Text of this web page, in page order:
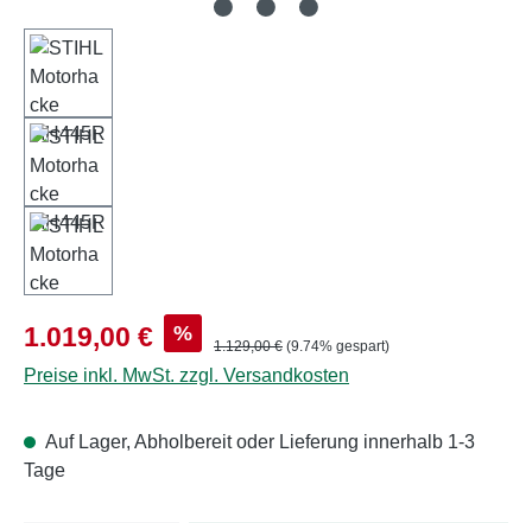
Verkaufspreis:
1.019,00 € % Regulärer Preis:
1.129,00 € (9.74% gespart)
Preise inkl. MwSt. zzgl. Versandkosten
Auf Lager, Abholbereit oder Lieferung innerhalb 1-3
Tage